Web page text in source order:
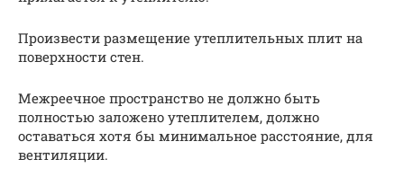
Произвести размещение утеплительных плит на
поверхности стен.
Межреечное пространство не должно быть
полностью заложено утеплителем, должно
оставаться хотя бы минимальное расстояние, для
вентиляции.